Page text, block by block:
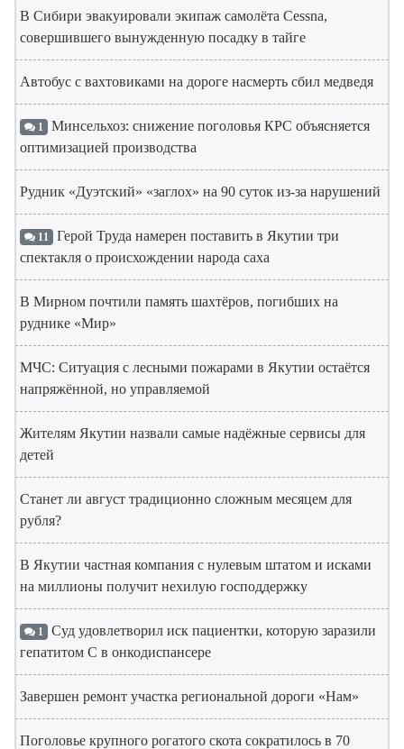
В Сибири эвакуировали экипаж самолёта Cessna,
совершившего вынужденную посадку в тайге
Автобус с вахтовиками на дороге насмерть сбил медведя
1 Минсельхоз: снижение поголовья КРС объясняется
оптимизацией производства
Рудник «Дуэтский» «заглох» на 90 суток из-за нарушений
11 Герой Труда намерен поставить в Якутии три
спектакля о происхождении народа саха
В Мирном почтили память шахтёров, погибших на
руднике «Мир»
МЧС: Ситуация с лесными пожарами в Якутии остаётся
напряжённой, но управляемой
Жителям Якутии назвали самые надёжные сервисы для
детей
Станет ли август традиционно сложным месяцем для
рубля?
В Якутии частная компания с нулевым штатом и исками
на миллионы получит нехилую господдержку
1 Суд удовлетворил иск пациентки, которую заразили
гепатитом С в онкодиспансере
Завершен ремонт участка региональной дороги «Нам»
Поголовье крупного рогатого скота сократилось в 70